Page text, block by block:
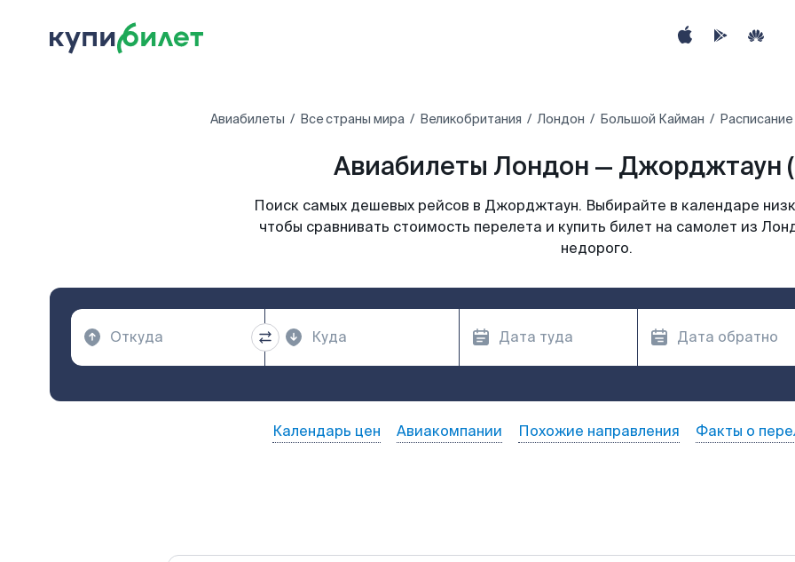
Авиабилеты Все страны мира Великобритания Лондон Большой Кайман
Авиабилеты Лондон — Джорджтаун
Поиск самых дешевых рейсов в Джорджтаун. Выбирайте в календаре
чтобы сравнивать стоимость перелета и купить билет на самолет из
недорого.
Календарь цен Авиакомпании Похожие направления Факты о